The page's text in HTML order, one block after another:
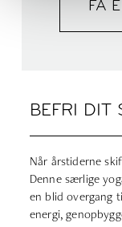
BEFRI DIT
Når årstiderne
Denne særlige
en blid overgang
energi,
FÅ